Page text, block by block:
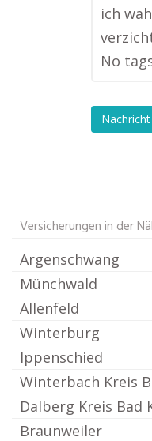
ich
No
Versicherungen in der
Argenschwang
Münchwald
Allenfeld
Winterburg
Ippenschied
Winterbach Kreis
Dalberg Kreis Bad
Braunweiler